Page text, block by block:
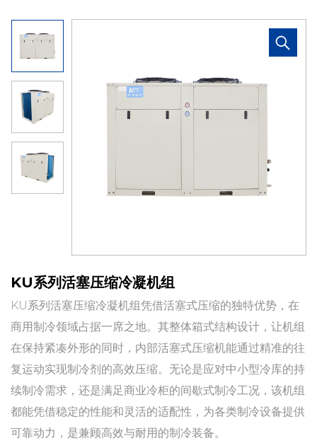
KU系列活塞压缩冷凝机组
KU系列活塞压缩冷凝机组凭借活塞式压缩的独特优势，在
商用制冷领域占据一席之地。其整体箱式结构设计，让机组
在保持紧凑外形的同时，内部活塞式压缩机能通过精准的往
复运动实现制冷剂的高效压缩。无论是应对中小型冷库的持
续制冷需求，还是满足商业冷柜的间歇式制冷工况，该机组
都能凭借稳定的性能和灵活的适配性，为各类制冷设备提供
可靠动力，是兼顾高效与耐用的制冷装备。​